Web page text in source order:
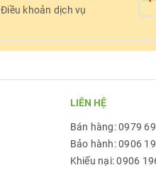
Điều khoản dịch vụ
LIÊN HỆ
Bán hàng: 0979
Bảo hành: 0906
Khiếu nại: 0906